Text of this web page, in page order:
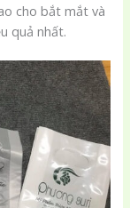
cho bắt mắt và
quả nhất.